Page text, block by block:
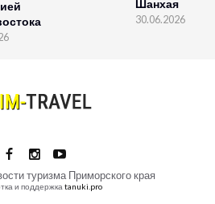
Шанхая
30.06.2026
туризма Приморского края
и поддержкаtanuki.pro